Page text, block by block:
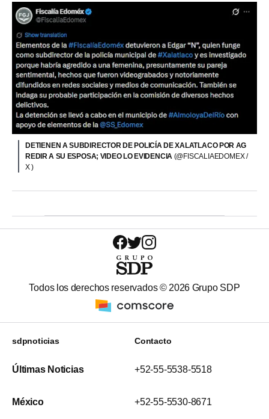
DETIENEN A SUBDIRECTOR DE POLICÍA DE XALATLACO POR AG
REDIR A SU ESPOSA; VIDEO LO EVIDENCIA (@FISCALIAEDOMEX /
X )
Todos los derechos reservados ©2026 Grupo SDP
sdpnoticias
Últimas Noticias
México
Contacto
+52-55-5538-5518
+52-55-5530-8671